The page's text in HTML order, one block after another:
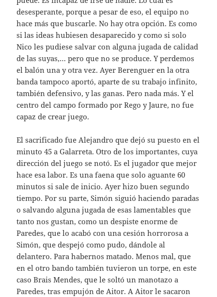
desesperante, porque a pesar de eso, el equipo no
hace más que buscarle. No hay otra opción. Es como
si las ideas hubiesen desaparecido y como si solo
Nico les pudiese salvar con alguna jugada de calidad
de las suyas,… pero que no se produce. Y perdemos
el balón una y otra vez. Ayer Berenguer en la otra
banda tampoco aportó, aparte de su trabajo infinito,
también defensivo, y las ganas. Pero nada más. Y el
centro del campo formado por Rego y Jaure, no fue
capaz de crear juego.
El sacrificado fue Alejandro que dejó su puesto en el
minuto 45 a Galarreta. Otro de los importantes, cuya
dirección del juego se notó. Es el jugador que mejor
hace esa labor. Es una faena que solo aguante 60
minutos si sale de inicio. Ayer hizo buen segundo
tiempo. Por su parte, Simón siguió haciendo paradas
o salvando alguna jugada de esas lamentables que
tanto nos gustan, como un despiste enorme de
Paredes, que lo acabó con una cesión horrorosa a
Simón, que despejó como pudo, dándole al
delantero. Para habernos matado. Menos mal, que
en el otro bando también tuvieron un torpe, en este
caso Brais Mendes, que le soltó un manotazo a
Paredes, tras empujón de Aitor. A Aitor le sacaron